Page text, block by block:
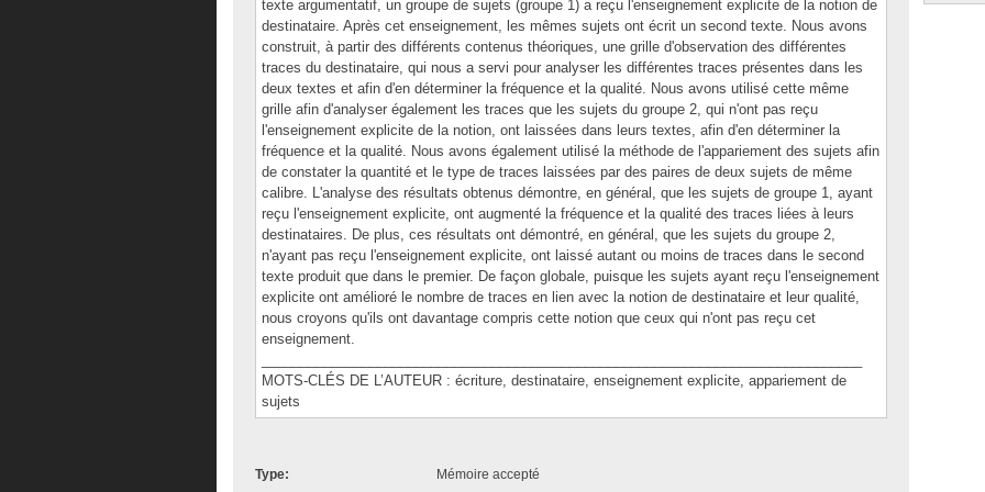
texte argumentatif, un groupe de sujets (groupe 1) a reçu l'enseignement explicite de la notion de
destinataire. Après cet enseignement, les mêmes sujets ont écrit un second texte. Nous avons
construit, à partir des différents contenus théoriques, une grille d'observation des différentes
traces du destinataire, qui nous a servi pour analyser les différentes traces présentes dans les
deux textes et afin d'en déterminer la fréquence et la qualité. Nous avons utilisé cette même
grille afin d'analyser également les traces que les sujets du groupe 2, qui n'ont pas reçu
l'enseignement explicite de la notion, ont laissées dans leurs textes, afin d'en déterminer la
fréquence et la qualité. Nous avons également utilisé la méthode de l'appariement des sujets afin
de constater la quantité et le type de traces laissées par des paires de deux sujets de même
calibre. L'analyse des résultats obtenus démontre, en général, que les sujets de groupe 1, ayant
reçu l'enseignement explicite, ont augmenté la fréquence et la qualité des traces liées à leurs
destinataires. De plus, ces résultats ont démontré, en général, que les sujets du groupe 2,
n'ayant pas reçu l'enseignement explicite, ont laissé autant ou moins de traces dans le second
texte produit que dans le premier. De façon globale, puisque les sujets ayant reçu l'enseignement
explicite ont amélioré le nombre de traces en lien avec la notion de destinataire et leur qualité,
nous croyons qu'ils ont davantage compris cette notion que ceux qui n'ont pas reçu cet
enseignement.
MOTS-CLÉS DE L’AUTEUR : écriture, destinataire, enseignement explicite, appariement de
sujets
Type:
Mémoire accepté